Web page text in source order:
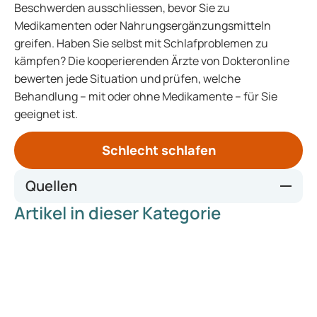
Beschwerden ausschliessen, bevor Sie zu
Medikamenten oder Nahrungsergänzungsmitteln
greifen. Haben Sie selbst mit Schlafproblemen zu
kämpfen? Die kooperierenden Ärzte von Dokteronline
bewerten jede Situation und prüfen, welche
Behandlung – mit oder ohne Medikamente – für Sie
geeignet ist.
Schlecht schlafen
Quellen
https://pmc.ncbi.nlm.nih.gov/articles/PMC2257922/
Artikel in dieser Kategorie